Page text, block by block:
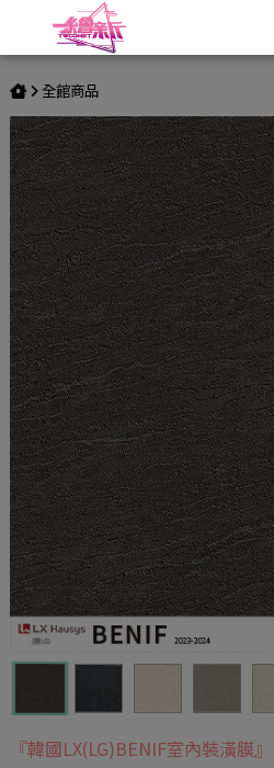
【混凝土/砂漿】LX-BENIF-
全館商品
『韓國LX(LG)BENIF室內裝潢膜』